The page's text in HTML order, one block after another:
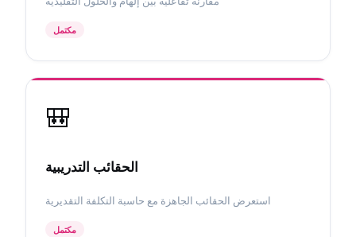
مكتمل
🎒
الحقائب التدريبية
استعرض الحقائب الجاهزة مع حاسبة التكلفة التقديرية
مكتمل